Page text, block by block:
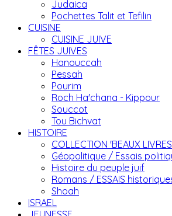
Judaica
Pochettes Talit et Tefilin
CUISINE
CUISINE JUIVE
FÊTES JUIVES
Hanouccah
Pessah
Pourim
Roch Ha'chana - Kippour
Souccot
Tou Bichvat
HISTOIRE
COLLECTION 'BEAUX
Géopolitique / Essais
Histoire du peuple juif
Romans / ESSAIS
Shoah
ISRAEL